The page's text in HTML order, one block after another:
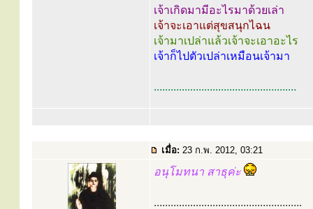
เจ้าเกิดมามีอะไรมาด้วยเล่า
เจ้าจะเอาแต่สุขสนุกไฉน
เจ้ามาเปล่าแล้วเจ้าจะเอาอะไร
เจ้าก็ไปตัวเปล่าเหมือนเจ้ามา
...................................................
เมื่อ: 23 ก.พ. 2012, 03:21
อนุโมทนา สาธุค่ะ
.....................................................